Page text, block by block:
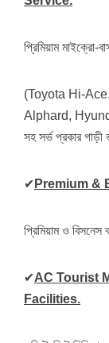
প্রিমিয়াম মাইক্রো-
(Toyota Hi-
Alphard,
সহ সর্ভ প্রকার গাড়ী
✔ Premium &
প্রিমিয়াম ও বিসনেস
✔AC Tourist
Facilities.